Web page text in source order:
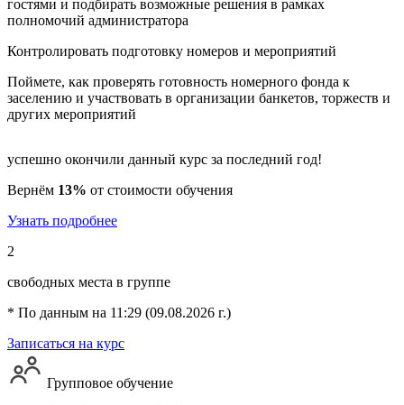
гостями и подбирать возможные решения в рамках
полномочий администратора
Контролировать подготовку номеров и мероприятий
Поймете, как проверять готовность номерного фонда к
заселению и участвовать в организации банкетов, торжеств и
других мероприятий
успешно окончили данный курс за последний год!
Вернём 13% от стоимости обучения
Узнать подробнее
2
свободных места в группе
* По данным на 11:29 (09.08.2026 г.)
Записаться на курс
Групповое обучение